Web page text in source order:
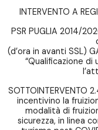
INTERVENTO A
PSR PUGLIA 2014/
(d’ora in avanti SSL)
“Qualificazione
SOTTOINTERVENTO
incentivino la
modalità di
sicurezza, in linea